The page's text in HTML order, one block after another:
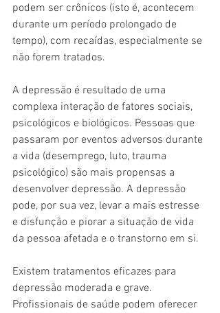
podem ser crônicos (isto é, acontecem
durante um período prolongado de
tempo), com recaídas, especialmente se
não forem tratados.
A depressão é resultado de uma
complexa interação de fatores sociais,
psicológicos e biológicos. Pessoas que
passaram por eventos adversos durante
a vida (desemprego, luto, trauma
psicológico) são mais propensas a
desenvolver depressão. A depressão
pode, por sua vez, levar a mais estresse
e disfunção e piorar a situação de vida
da pessoa afetada e o transtorno em si.
Existem tratamentos eficazes para
depressão moderada e grave.
Profissionais de saúde podem oferecer